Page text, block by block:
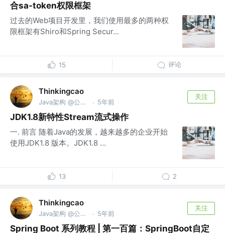
合sa-token权限框架
过去的Web项目开发里，我们使用最多的两种权
限框架有Shiro和Spring Secur...
15 评论
Thinkingcao
Java架构 @公众号：Thinking曹 @豌豆思维 · 5年前
关注
JDK1.8新特性Stream流式操作
一. 前言 随着Java的发展，越来越多的企业开始
使用JDK1.8 版本。JDK1.8 ...
13 2
Thinkingcao
Java架构 @公众号：Thinking曹 @豌豆思维 · 5年前
关注
Spring Boot 系列教程 | 第一百篇：SpringBoot自定